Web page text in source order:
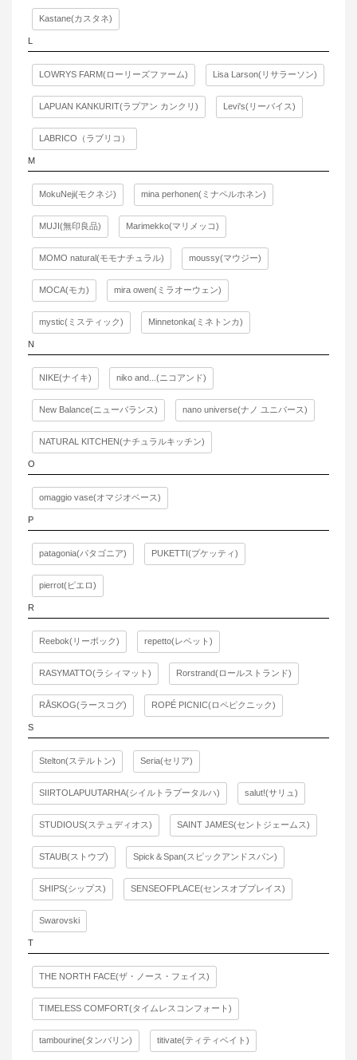
Kastane(カスタネ)
L
LOWRYS FARM(ローリーズファーム) Lisa Larson(リサラーソン)
LAPUAN KANKURIT(ラプアン カンクリ) Levi's(リーバイス)
LABRICO（ラブリコ）
M
MokuNeji(モクネジ) mina perhonen(ミナペルホネン)
MUJI(無印良品) Marimekko(マリメッコ)
MOMO natural(モモナチュラル) moussy(マウジー)
MOCA(モカ) mira owen(ミラオーウェン)
mystic(ミスティック) Minnetonka(ミネトンカ)
N
NIKE(ナイキ) niko and...(ニコアンド)
New Balance(ニューバランス) nano universe(ナノ ユニバース)
NATURAL KITCHEN(ナチュラルキッチン)
O
omaggio vase(オマジオベース)
P
patagonia(パタゴニア) PUKETTI(プケッティ)
pierrot(ピエロ)
R
Reebok(リーボック) repetto(レペット)
RASYMATTO(ラシィマット) Rorstrand(ロールストランド)
RÅSKOG(ラースコグ) ROPÉ PICNIC(ロペピクニック)
S
Stelton(ステルトン) Seria(セリア)
SIIRTOLAPUUTARHA(シイルトラプータルハ) salut!(サリュ)
STUDIOUS(ステュディオス) SAINT JAMES(セントジェームス)
STAUB(ストウブ) Spick＆Span(スピックアンドスパン)
SHIPS(シップス) SENSEOFPLACE(センスオブプレイス)
Swarovski
T
THE NORTH FACE(ザ・ノース・フェイス)
TIMELESS COMFORT(タイムレスコンフォート)
tambourine(タンバリン) titivate(ティティベイト)